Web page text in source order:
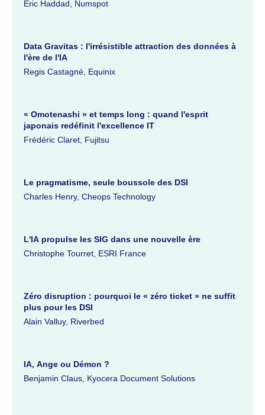
Eric Haddad, Numspot
Data Gravitas : l'irrésistible attraction des données à
l'ère de l'IA
Regis Castagné, Equinix
« Omotenashi » et temps long : quand l'esprit
japonais redéfinit l'excellence IT
Frédéric Claret, Fujitsu
Le pragmatisme, seule boussole des DSI
Charles Henry, Cheops Technology
L'IA propulse les SIG dans une nouvelle ère
Christophe Tourret, ESRI France
Zéro disruption : pourquoi le « zéro ticket » ne suffit
plus pour les DSI
Alain Valluy, Riverbed
IA, Ange ou Démon ?
Benjamin Claus, Kyocera Document Solutions